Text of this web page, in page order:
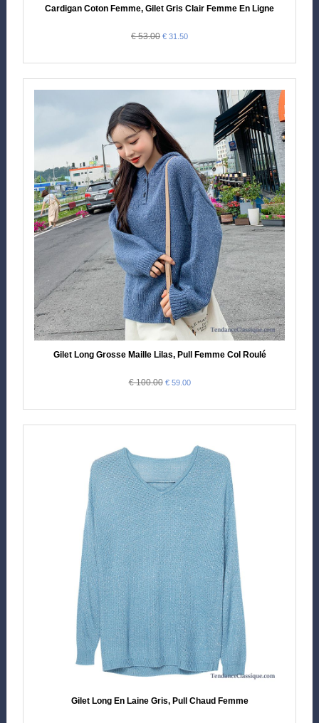
Cardigan Coton Femme, Gilet Gris Clair Femme En Ligne
€ 53.00 € 31.50
Gilet Long Grosse Maille Lilas, Pull Femme Col Roulé
€ 100.00 € 59.00
Gilet Long En Laine Gris, Pull Chaud Femme